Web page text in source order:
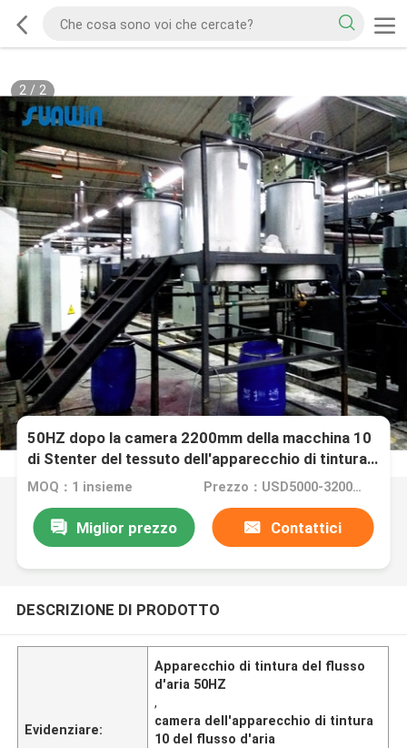
2/ 2
50HZ dopo la camera 2200mm della macchina 10
di Stenter del tessuto dell'apparecchio di tintura
del flusso d'aria
MOQ：1 insieme Prezzo：USD5000-320000
Miglior prezzo Contattici
DESCRIZIONE DI PRODOTTO
Evidenziare:
Apparecchio di tintura del flusso
d'aria 50HZ
,
camera dell'apparecchio di tintura
10 del flusso d'aria